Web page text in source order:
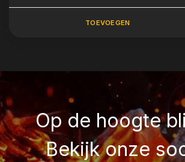
TOEVOEGEN
Op de hoogte
Bekijk onze